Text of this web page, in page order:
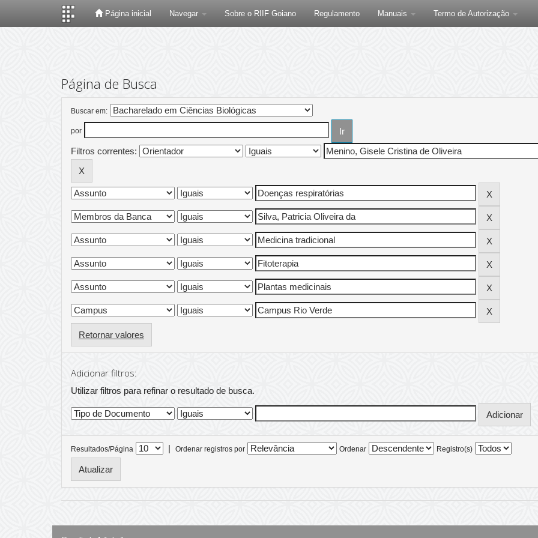
Página inicial Navegar Sobre o RIIF Goiano Regulamento Manuais Termo de Autorização
Página de Busca
Buscar em:
por
Filtros correntes:
Retornar valores
Adicionar filtros:
Utilizar filtros para refinar o resultado de busca.
Resultados/Página | Ordenar registros por Ordenar Registro(s)